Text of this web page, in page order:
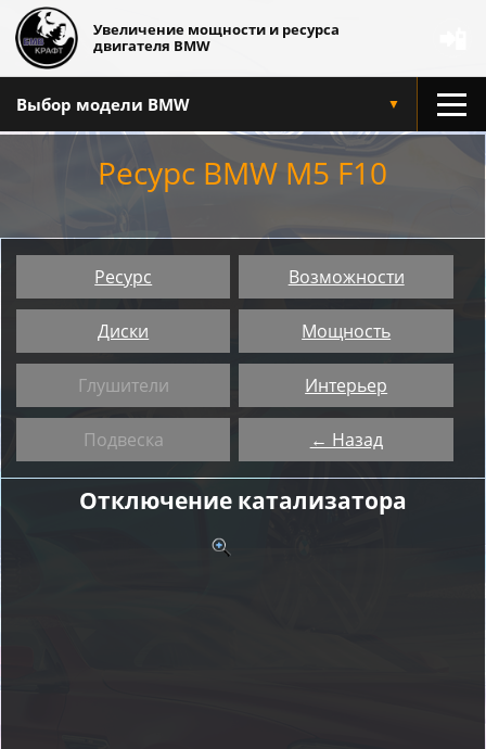
Увеличение мощности и ресурса
двигателя BMW
Выбор модели BMW ▼
Ресурс BMW M5 F10
Ресурс Возможности
Диски Мощность
Глушители Интерьер
Подвеска ← Назад
Отключение катализатора